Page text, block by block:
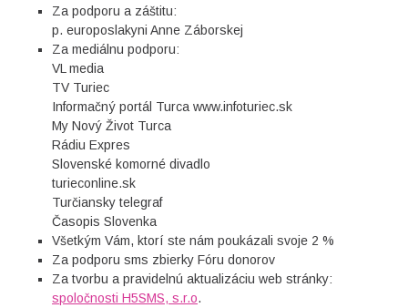
Za podporu a záštitu:
p. europoslakyni Anne Záborskej
Za mediálnu podporu:
VL media
TV Turiec
Informačný portál Turca www.infoturiec.sk
My Nový Život Turca
Rádiu Expres
Slovenské komorné divadlo
turieconline.sk
Turčiansky telegraf
Časopis Slovenka
Všetkým Vám, ktorí ste nám poukázali svoje 2 %
Za podporu sms zbierky Fóru donorov
Za tvorbu a pravidelnú aktualizáciu web stránky:
spoločnosti H5SMS, s.r.o.